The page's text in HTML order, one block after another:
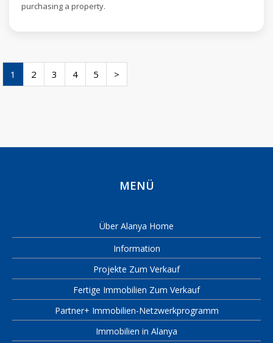
purchasing a property.
1 2 3 4 5 >
MENÜ
Über Alanya Home
Information
Projekte Zum Verkauf
Fertige Immobilien Zum Verkauf
Partner+ Immobilien-Netzwerkprogramm
Immobilien in Alanya